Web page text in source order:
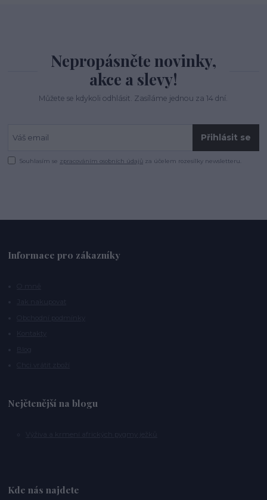
Nepropásněte novinky,
akce a slevy!
Můžete se kdykoli odhlásit. Zasíláme jednou za 14 dní.
Přihlásit se
Souhlasím se zpracováním osobních údajů za účelem rozesílky newsletteru.
Informace pro zákazníky
Nejčtenější na blogu
Kde nás najdete